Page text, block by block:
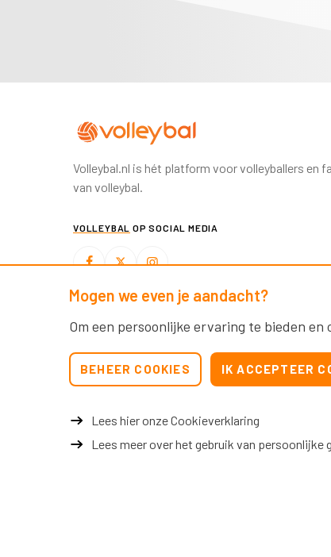
Volleybal.nl is hét platform voor volleyballers en
van volleybal.
VOLLEYBAL OP SOCIAL MEDIA
© 2026 Nevobo
Mogen we even je aandacht?
Om een persoonlijke ervaring te bieden
BEHEER COOKIES IK ACCEPTEER
Lees hier onze Cookieverklaring
Lees meer over het gebruik van persoonlijke